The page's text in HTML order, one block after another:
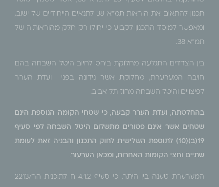
תכנון להתאים את הוראות תמ"א 38 לתנאים הייחודיים של ישוב,
ומאפשר למוסד התכנון לקבוע כי יחולו רק חלק מהוראותיה של
תמ"א 38.
בין הצדדים התגלעה מחלוקת ביחס לחיוב היטל השבחה בהם
חויבה המערערת, מחלוקת אשר נידונה בפני ועדת הערר
לפיצויים והיטל השבחה מחוז תל אביב.
בהחלטתה, ועדת הערר קבעה, כי שטחי הקומה הנוספת הינם
שטחים אשר אינם פטורים מתשלום היטל השבחה לפי סעיף
19(ב)(10) לתוספת השלישית לחוק התכנון והבניה זאת לעומת
שתיים וחצי הקומות האחרות, ומכאן הערעור.
המערערת טענה בין היתר, כי סעיף 4.1.2 ח לתוכנית הר/2213